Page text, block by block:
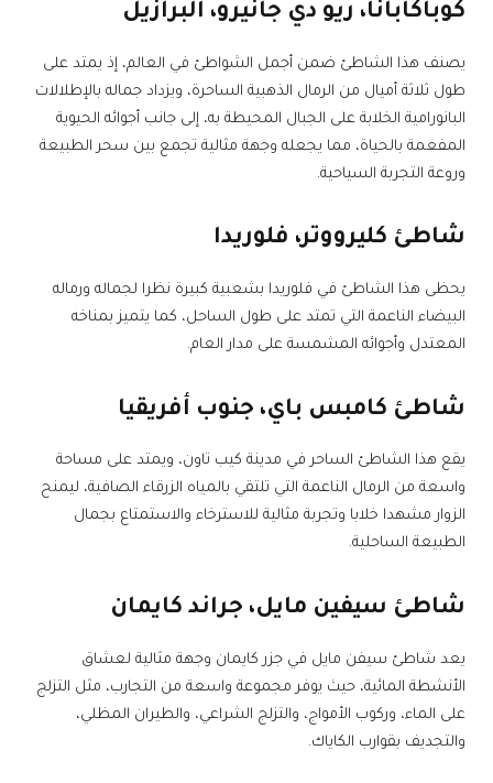
كوباكابانا، ريو دي جانيرو، البرازيل
يصنف هذا الشاطئ ضمن أجمل الشواطئ في العالم، إذ يمتد على
طول ثلاثة أميال من الرمال الذهبية الساحرة، ويزداد جماله بالإطلالات
البانورامية الخلابة على الجبال المحيطة به، إلى جانب أجوائه الحيوية
المفعمة بالحياة، مما يجعله وجهة مثالية تجمع بين سحر الطبيعة
وروعة التجربة السياحية.
شاطئ كليرووتر، فلوريدا
يحظى هذا الشاطئ في فلوريدا بشعبية كبيرة نظرا لجماله ورماله
البيضاء الناعمة التي تمتد على طول الساحل، كما يتميز بمناخه
المعتدل وأجوائه المشمسة على مدار العام.
شاطئ كامبس باي، جنوب أفريقيا
يقع هذا الشاطئ الساحر في مدينة كيب تاون، ويمتد على مساحة
واسعة من الرمال الناعمة التي تلتقي بالمياه الزرقاء الصافية، ليمنح
الزوار مشهدا خلابا وتجربة مثالية للاسترخاء والاستمتاع بجمال
الطبيعة الساحلية.
شاطئ سيفين مايل، جراند كايمان
يعد شاطئ سيفن مايل في جزر كايمان وجهة مثالية لعشاق
الأنشطة المائية، حيث يوفر مجموعة واسعة من التجارب، مثل التزلج
على الماء، وركوب الأمواج، والتزلج الشراعي، والطيران المظلي،
والتجديف بقوارب الكاياك.